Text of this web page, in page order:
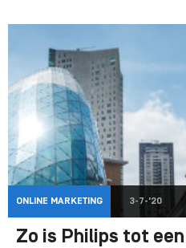
ONLINE MARKETING 3-7-'20
Zo is Philips tot